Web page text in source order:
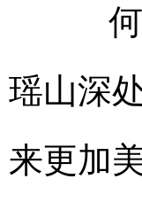
何家
瑶山深
来更加